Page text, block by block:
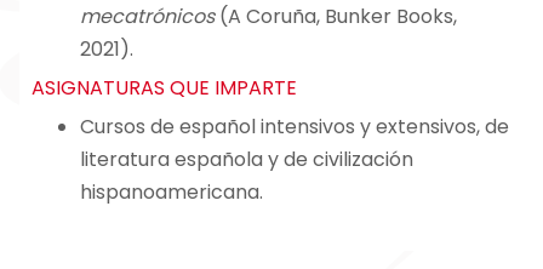
mecatrónicos(A Coruña, Bunker Books,
2021).
ASIGNATURAS QUE IMPARTE
Cursos de español intensivos y extensivos, de
literatura española y de civilización
hispanoamericana.